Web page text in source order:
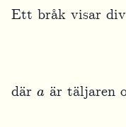
Ett bråk visar
där är täljaren